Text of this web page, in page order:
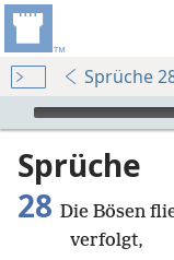
Sprüche
Audio Player
Sprüche
28 Die Bösen
verfolgt,